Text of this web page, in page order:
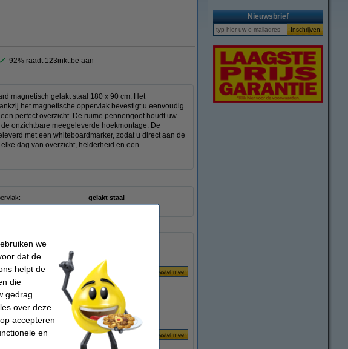
92% raadt 123inkt.be aan
magnetisch gelakt staal 180 x 90 cm. Het
het magnetische oppervlak bevestigt u eenvoudig
perfect overzicht. De ruime pennengoot houdt uw
onzichtbare meegeleverde hoekmontage. De
met een whiteboardmarker, zodat u direct aan de
dag van overzicht, helderheid en een
gelakt staal
magnetisch
Nieuwsbrief
we
dat de
helpt de
die
gedrag
over deze
accepteren
en